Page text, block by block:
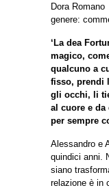
Dora Romano
genere:
‘La dea
magico,
qualcuno a
fisso, prendi
gli occhi, li
al cuore e da
per sempre
Alessandro e
quindici anni.
siano
relazione è in